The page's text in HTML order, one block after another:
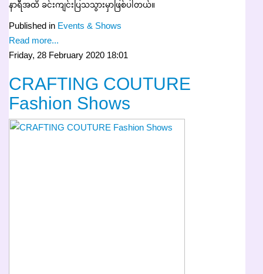
နာရီအထိ ခင်းကျင်းပြသသွားမှာဖြစ်ပါတယ်။
Published in Events & Shows
Read more...
Friday, 28 February 2020 18:01
CRAFTING COUTURE
Fashion Shows